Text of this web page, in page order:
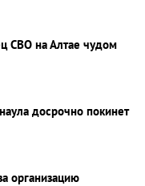
СВО на Алтае чудом
досрочно покинет
организацию